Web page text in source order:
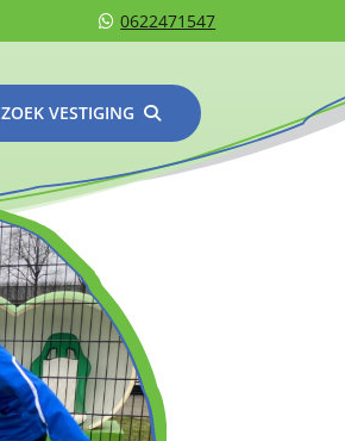
0622471547
ZOEK VESTIGING